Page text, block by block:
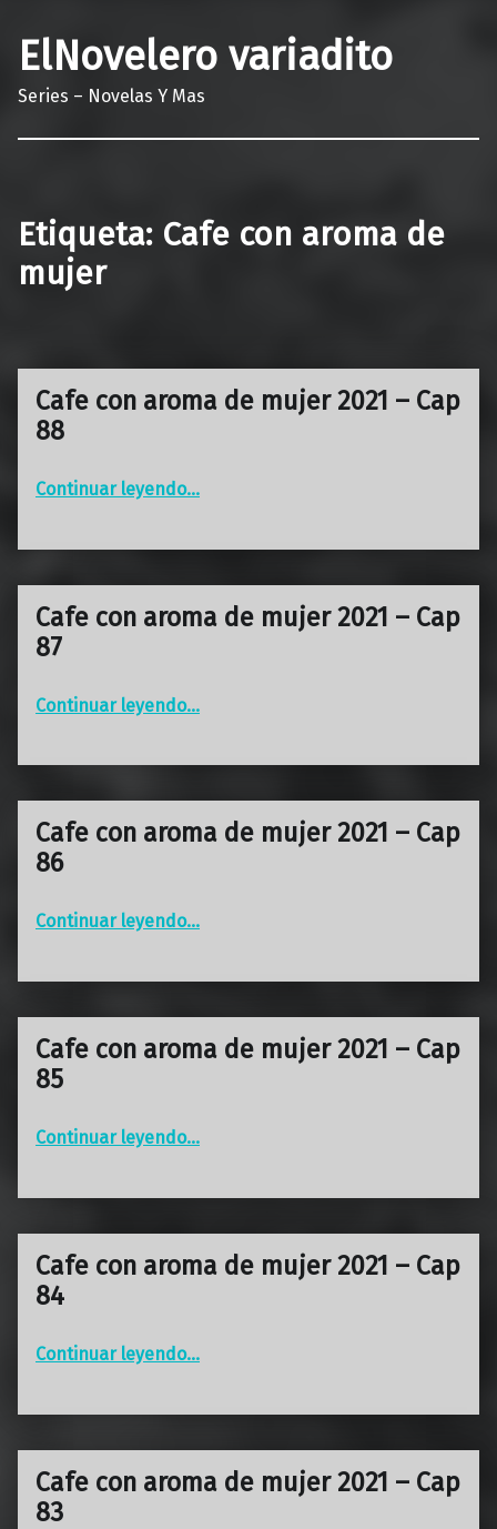
ElNovelero variadito
Series – Novelas Y Mas
Etiqueta: Cafe con aroma de
mujer
Cafe con aroma de mujer 2021 – Cap
88
Continuar leyendo“Cafe con aroma de mujer 2021 – Cap 88”
…
Cafe con aroma de mujer 2021 – Cap
87
Continuar leyendo“Cafe con aroma de mujer 2021 – Cap 87”
…
Cafe con aroma de mujer 2021 – Cap
86
Continuar leyendo“Cafe con aroma de mujer 2021 – Cap 86”
…
Cafe con aroma de mujer 2021 – Cap
85
Continuar leyendo“Cafe con aroma de mujer 2021 – Cap 85”
…
Cafe con aroma de mujer 2021 – Cap
84
Continuar leyendo“Cafe con aroma de mujer 2021 – Cap 84”
…
Cafe con aroma de mujer 2021 – Cap
83